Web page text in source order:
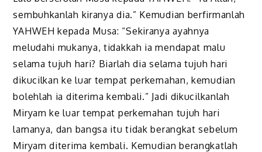
sembuhkanlah kiranya dia.” Kemudian berfirmanlah
YAHWEH kepada Musa: “Sekiranya ayahnya
meludahi mukanya, tidakkah ia mendapat malu
selama tujuh hari? Biarlah dia selama tujuh hari
dikucilkan ke luar tempat perkemahan, kemudian
bolehlah ia diterima kembali.” Jadi dikucilkanlah
Miryam ke luar tempat perkemahan tujuh hari
lamanya, dan bangsa itu tidak berangkat sebelum
Miryam diterima kembali. Kemudian berangkatlah